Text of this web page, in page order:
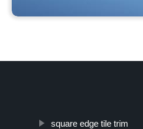
square edge tile trim